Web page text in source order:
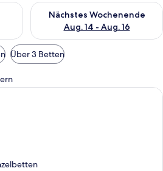
für dieses Wochenende, Aug. 7
Nächstes Wochenende
Aug. 14 - Aug. 16
Überprüfe die Verfügbarkeit
Über 3 Betten
Ein modernes Hotelzimmer mit zwei